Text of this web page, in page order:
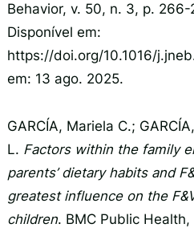
Behavior, v. 50, n. 3, p. 266-
Disponível em:
https://doi.org/10.1016/
em: 13 ago. 2025.
GARCÍA, Mariela C.;
L. Factors within the family
parents’ dietary habits and
greatest influence on the
children. BMC Public